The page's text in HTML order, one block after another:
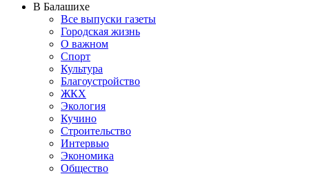
В Балашихе
Все выпуски газеты
Городская жизнь
О важном
Спорт
Культура
Благоустройство
ЖКХ
Экология
Кучино
Строительство
Интервью
Экономика
Общество